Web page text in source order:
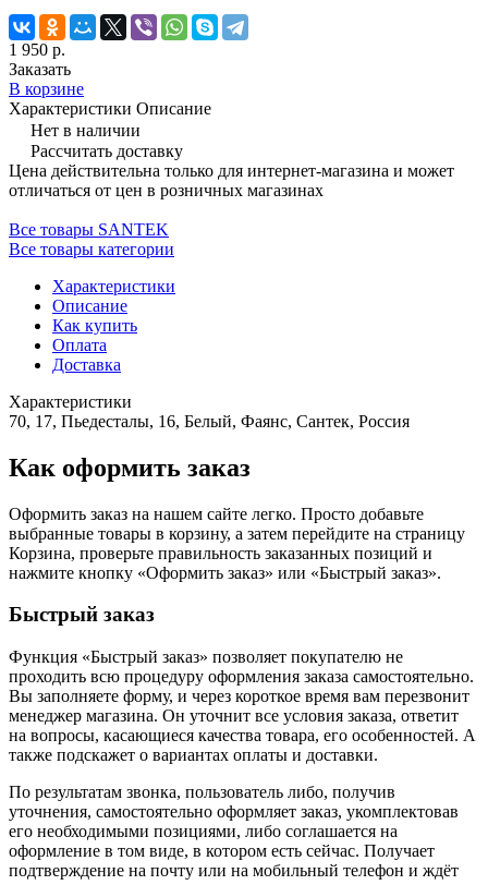
1 950 р.
Заказать
В корзине
Характеристики Описание
Нет в наличии
Рассчитать доставку
Цена действительна только для интернет-магазина и может
отличаться от цен в розничных магазинах
Все товары SANTEK
Все товары категории
Характеристики
Описание
Как купить
Оплата
Доставка
Характеристики
70, 17, Пьедесталы, 16, Белый, Фаянс, Сантек, Россия
Как оформить заказ
Оформить заказ на нашем сайте легко. Просто добавьте
выбранные товары в корзину, а затем перейдите на страницу
Корзина, проверьте правильность заказанных позиций и
нажмите кнопку «Оформить заказ» или «Быстрый заказ».
Быстрый заказ
Функция «Быстрый заказ» позволяет покупателю не
проходить всю процедуру оформления заказа самостоятельно.
Вы заполняете форму, и через короткое время вам перезвонит
менеджер магазина. Он уточнит все условия заказа, ответит
на вопросы, касающиеся качества товара, его особенностей. А
также подскажет о вариантах оплаты и доставки.
По результатам звонка, пользователь либо, получив
уточнения, самостоятельно оформляет заказ, укомплектовав
его необходимыми позициями, либо соглашается на
оформление в том виде, в котором есть сейчас. Получает
подтверждение на почту или на мобильный телефон и ждёт